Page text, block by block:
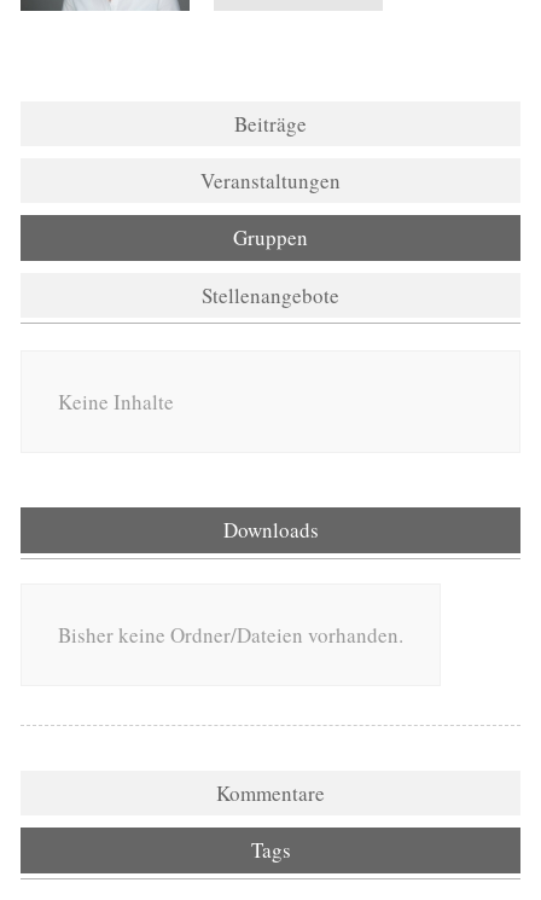
Beiträge
Veranstaltungen
Gruppen
Stellenangebote
Keine Inhalte
Downloads
Bisher keine Ordner/Dateien vorhanden.
Kommentare
Tags